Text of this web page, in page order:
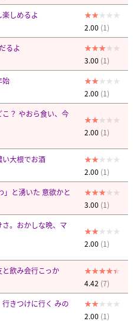
しめるよ
2.00 (1)
るよ
3.00 (1)
始
2.00 (1)
？ やおら食い、今
2.00 (1)
大根でお酒
2.00 (1)
」と湧いた 意欲かと
3.00 (1)
。おかしな晩、マ
2.00 (1)
飲み会行こっか
4.42 (7)
きつけに行く みの
2.00 (1)